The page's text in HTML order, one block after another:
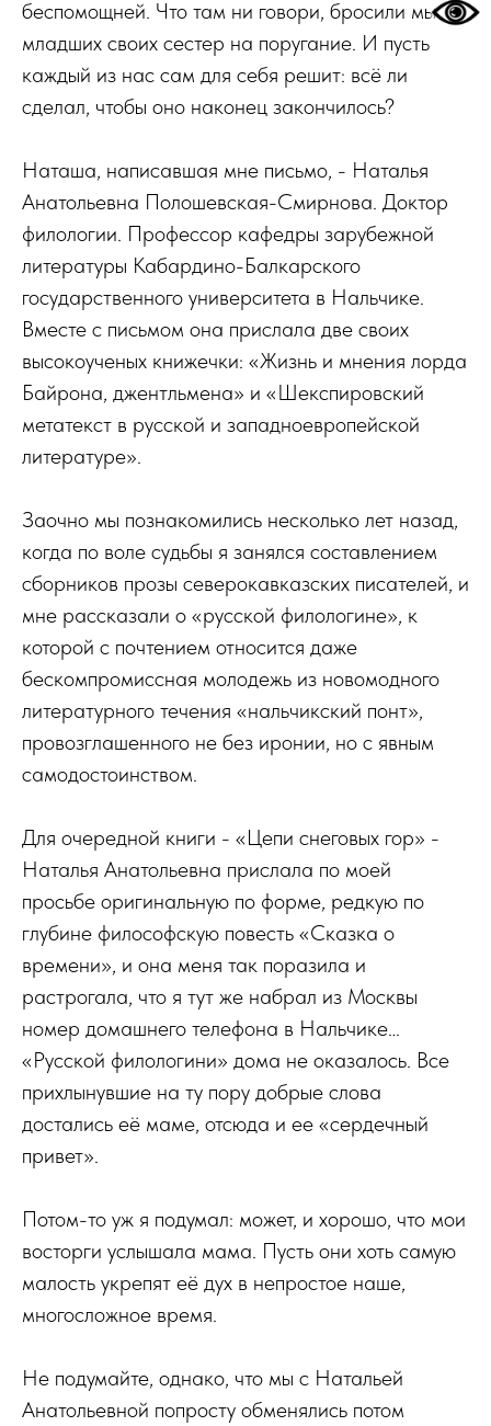
беспомощней. Что там ни говори, бросили мы
младших своих сестер на поругание. И пусть
каждый из нас сам для себя решит: всё ли
сделал, чтобы оно наконец закончилось?
Наташа, написавшая мне письмо, - Наталья
Анатольевна Полошевская-Смирнова. Доктор
филологии. Профессор кафедры зарубежной
литературы Кабардино-Балкарского
государственного университета в Нальчике.
Вместе с письмом она прислала две своих
высокоученых книжечки: «Жизнь и мнения лорда
Байрона, джентльмена» и «Шекспировский
метатекст в русской и западноевропейской
литературе».
Заочно мы познакомились несколько лет назад,
когда по воле судьбы я занялся составлением
сборников прозы северокавказских писателей, и
мне рассказали о «русской филологине», к
которой с почтением относится даже
бескомпромиссная молодежь из новомодного
литературного течения «нальчикский понт»,
провозглашенного не без иронии, но с явным
самодостоинством.
Для очередной книги - «Цепи снеговых гор» -
Наталья Анатольевна прислала по моей
просьбе оригинальную по форме, редкую по
глубине философскую повесть «Сказка о
времени», и она меня так поразила и
растрогала, что я тут же набрал из Москвы
номер домашнего телефона в Нальчике…
«Русской филологини» дома не оказалось. Все
прихлынувшие на ту пору добрые слова
достались её маме, отсюда и ее «сердечный
привет».
Потом-то уж я подумал: может, и хорошо, что мои
восторги услышала мама. Пусть они хоть самую
малость укрепят её дух в непростое наше,
многосложное время.
Не подумайте, однако, что мы с Натальей
Анатольевной попросту обменялись потом